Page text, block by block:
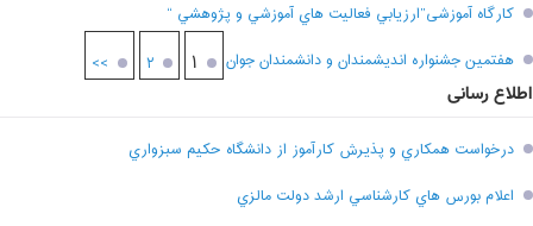
کارگاه آموزشی”ارزيابي فعاليت هاي آموزشي و پژوهشي “
هفتمين جشنواره انديشمندان و دانشمندان جوان
۱ ۲ >>
اطلاع رسانی
درخواست همکاري و پذيرش کارآموز از دانشگاه حکيم سبزواري
اعلام بورس هاي کارشناسي ارشد دولت مالزي